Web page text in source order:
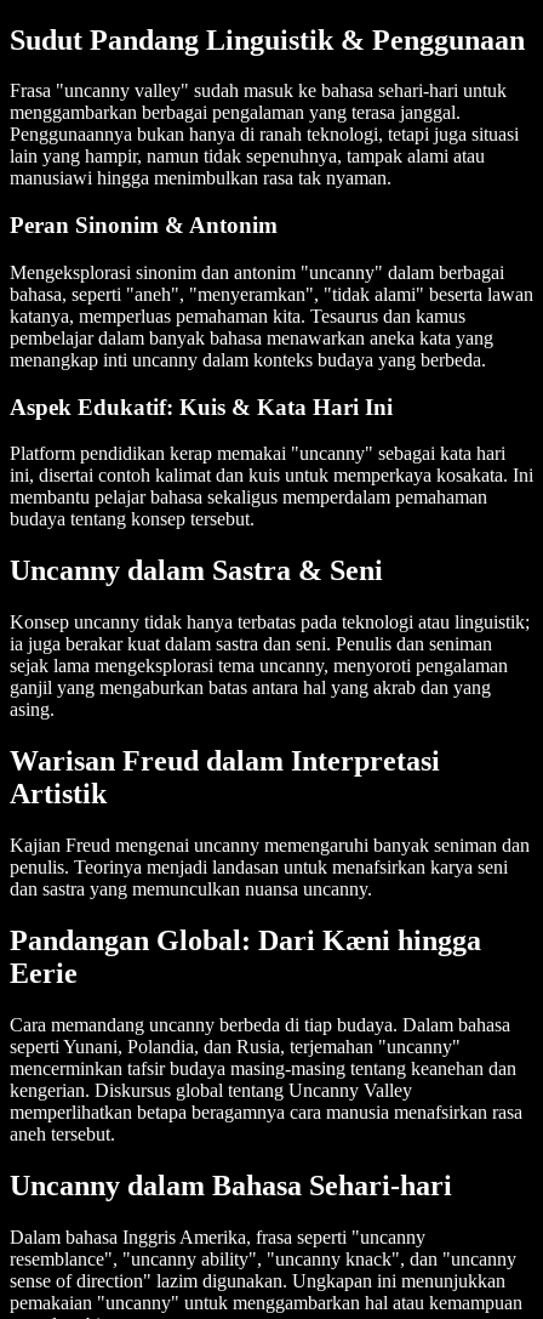
Sudut Pandang Linguistik & Penggunaan
Frasa "uncanny valley" sudah masuk ke bahasa sehari-hari untuk
menggambarkan berbagai pengalaman yang terasa janggal.
Penggunaannya bukan hanya di ranah teknologi, tetapi juga situasi
lain yang hampir, namun tidak sepenuhnya, tampak alami atau
manusiawi hingga menimbulkan rasa tak nyaman.
Peran Sinonim & Antonim
Mengeksplorasi sinonim dan antonim "uncanny" dalam berbagai
bahasa, seperti "aneh", "menyeramkan", "tidak alami" beserta lawan
katanya, memperluas pemahaman kita. Tesaurus dan kamus
pembelajar dalam banyak bahasa menawarkan aneka kata yang
menangkap inti uncanny dalam konteks budaya yang berbeda.
Aspek Edukatif: Kuis & Kata Hari Ini
Platform pendidikan kerap memakai "uncanny" sebagai kata hari
ini, disertai contoh kalimat dan kuis untuk memperkaya kosakata. Ini
membantu pelajar bahasa sekaligus memperdalam pemahaman
budaya tentang konsep tersebut.
Uncanny dalam Sastra & Seni
Konsep uncanny tidak hanya terbatas pada teknologi atau linguistik;
ia juga berakar kuat dalam sastra dan seni. Penulis dan seniman
sejak lama mengeksplorasi tema uncanny, menyoroti pengalaman
ganjil yang mengaburkan batas antara hal yang akrab dan yang
asing.
Warisan Freud dalam Interpretasi
Artistik
Kajian Freud mengenai uncanny memengaruhi banyak seniman dan
penulis. Teorinya menjadi landasan untuk menafsirkan karya seni
dan sastra yang memunculkan nuansa uncanny.
Pandangan Global: Dari Kæni hingga
Eerie
Cara memandang uncanny berbeda di tiap budaya. Dalam bahasa
seperti Yunani, Polandia, dan Rusia, terjemahan "uncanny"
mencerminkan tafsir budaya masing-masing tentang keanehan dan
kengerian. Diskursus global tentang Uncanny Valley
memperlihatkan betapa beragamnya cara manusia menafsirkan rasa
aneh tersebut.
Uncanny dalam Bahasa Sehari-hari
Dalam bahasa Inggris Amerika, frasa seperti "uncanny
resemblance", "uncanny ability", "uncanny knack", dan "uncanny
sense of direction" lazim digunakan. Ungkapan ini menunjukkan
pemakaian "uncanny" untuk menggambarkan hal atau kemampuan